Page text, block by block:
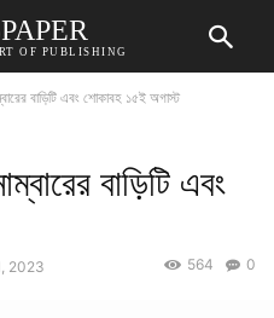
OF PUBLISHING
বাড়িটি এবং শোকাবহ ১৫ই অগাস্ট
বাড়িটি এবং
2023 0
564